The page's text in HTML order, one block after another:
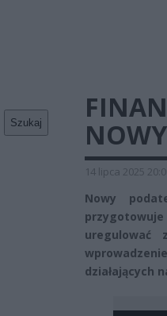
Szukaj
14 lipca 2025
Nowy
uregulować
działających